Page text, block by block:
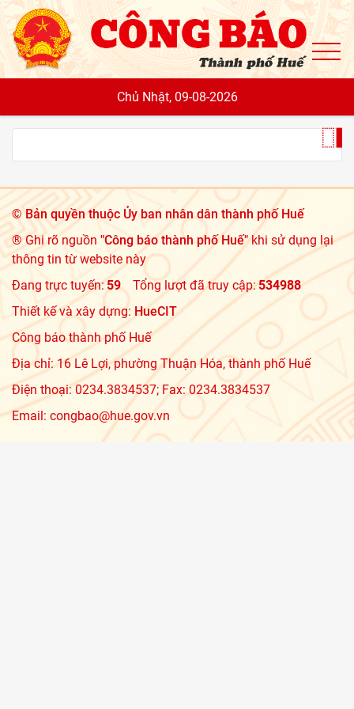
Chủ Nhật, 09-08-2026
©Bản quyền thuộc Ủy ban nhân dân thành phố Huế
® Ghi rõ nguồn "Công báo thành phố Huế"khi sử dụng lại
thông tin từ website này
Đang trực tuyến:59 Tổng lượt đã truy cập:534988
Thiết kế và xây dựng: HueCIT
Công báo thành phố Huế
Địa chỉ: 16 Lê Lợi, phường Thuận Hóa, thành phố Huế
Điện thoại: 0234.3834537; Fax: 0234.3834537
Email: congbao@hue.gov.vn